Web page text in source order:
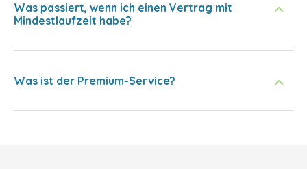
Was passiert, wenn ich einen Vertrag mit
Mindestlaufzeit habe?
Was ist der Premium-Service?